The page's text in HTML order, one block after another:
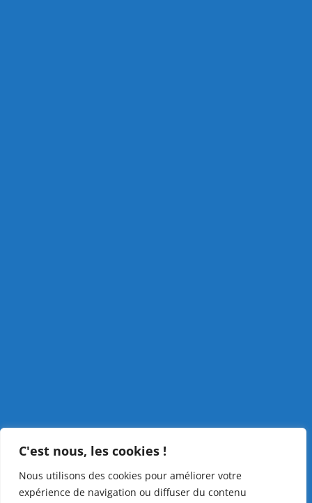
C'est nous, les cookies !
Nous utilisons des cookies pour améliorer votre
expérience de navigation ou diffuser du contenu